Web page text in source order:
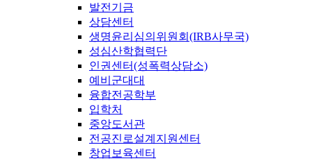
발전기금
상담센터
생명윤리심의위원회(IRB사무국)
성심산학협력단
인권센터(성폭력상담소)
예비군대대
융합전공학부
입학처
중앙도서관
전공진로설계지원센터
창업보육센터